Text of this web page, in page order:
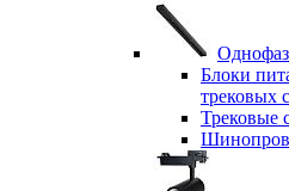
Блоки
трековых
Трековые